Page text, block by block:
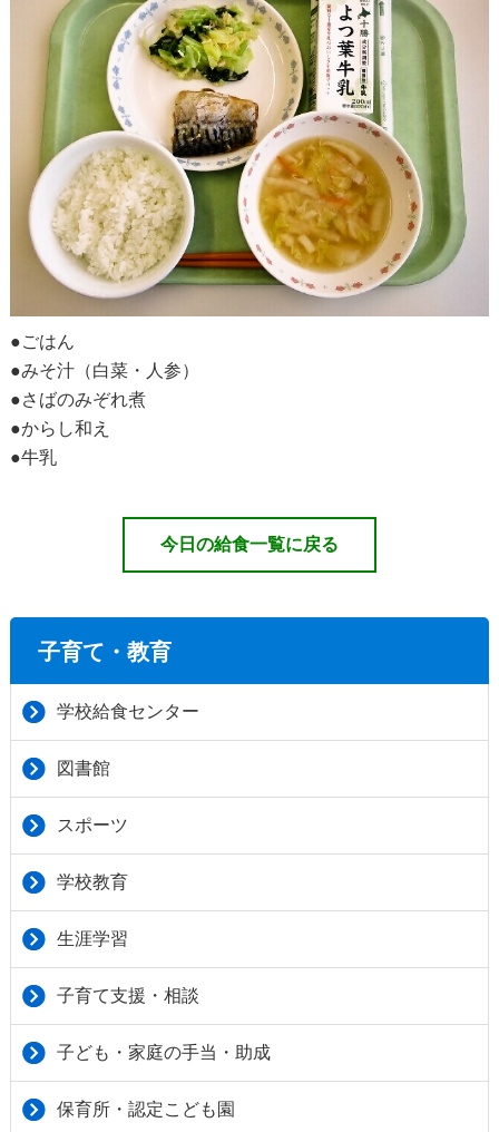
●ごはん
●みそ汁（白菜・人参）
●さばのみぞれ煮
●からし和え
●牛乳
今日の給食一覧に戻る
子育て・教育
学校給食センター
図書館
スポーツ
学校教育
生涯学習
子育て支援・相談
子ども・家庭の手当・助成
保育所・認定こども園